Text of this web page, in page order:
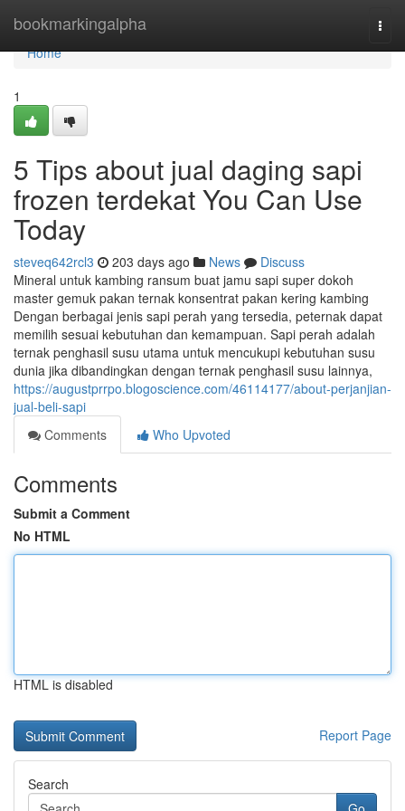
bookmarkingalpha
Home
Home
1
5 Tips about jual daging sapi
frozen terdekat You Can Use
Today
steveq642rcl3 203 days ago News
Discuss
Mineral untuk kambing ransum buat jamu sapi super dokoh
master gemuk pakan ternak konsentrat pakan kering kambing
Dengan berbagai jenis sapi perah yang tersedia, peternak dapat
memilih sesuai kebutuhan dan kemampuan. Sapi perah adalah
ternak penghasil susu utama untuk mencukupi kebutuhan susu
dunia jika dibandingkan dengan ternak penghasil susu lainnya,
https://augustprrpo.blogoscience.com/46114177/about-perjanjian-
jual-beli-sapi
Comments
Who Upvoted
Comments
Submit a Comment
No HTML
HTML is disabled
Report Page
Search